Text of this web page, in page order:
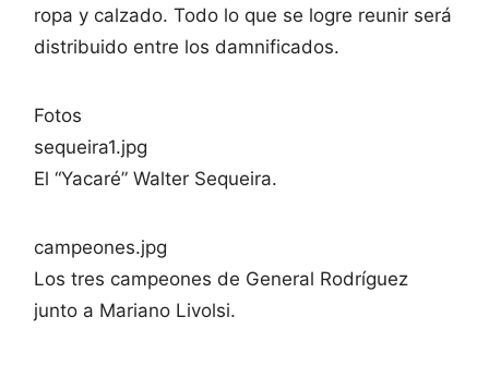
ropa y calzado. Todo lo que se logre reunir será
distribuido entre los damnificados.
Fotos
sequeira1.jpg
El “Yacaré” Walter Sequeira.
campeones.jpg
Los tres campeones de General Rodríguez
junto a Mariano Livolsi.